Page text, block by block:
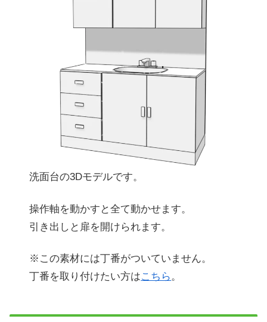
洗面台の3Dモデルです。
操作軸を動かすと全て動かせます。
引き出しと扉を開けられます。
※この素材には丁番がついていません。
丁番を取り付けたい方はこちら。